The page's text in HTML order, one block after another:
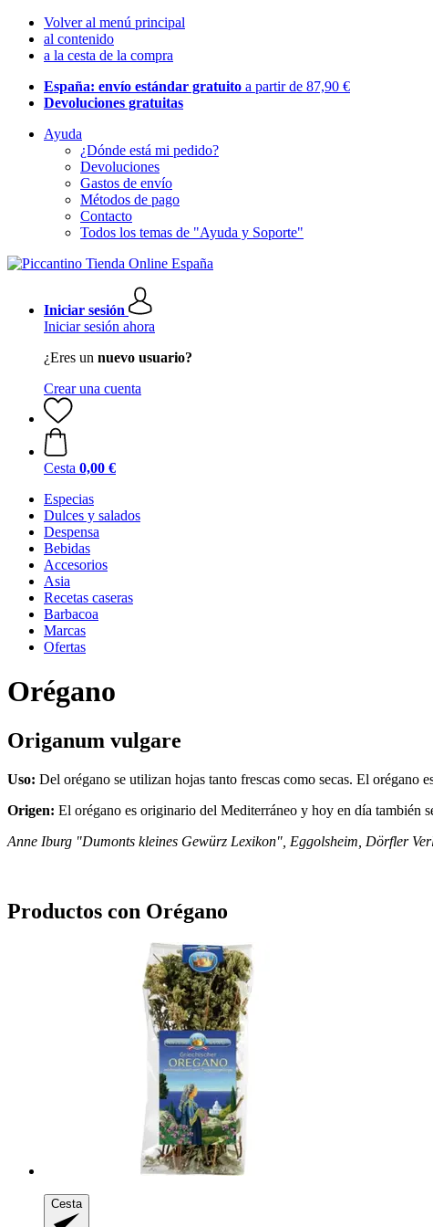
Volver al menú principal
al contenido
a la cesta de la compra
España: envío estándar gratuito a partir de 87,90 €
Devoluciones gratuitas
Ayuda
¿Dónde está mi pedido?
Devoluciones
Gastos de envío
Métodos de pago
Contacto
Todos los temas de "Ayuda y Soporte"
Iniciar sesión
Iniciar sesión ahora
¿Eres un nuevo usuario?
Crear una cuenta
Cesta 0,00 €
Especias
Dulces y salados
Despensa
Bebidas
Accesorios
Asia
Recetas caseras
Barbacoa
Marcas
Ofertas
Orégano
Origanum vulgare
Uso: Del orégano se utilizan hojas tanto frescas como secas. El
Origen: El orégano es originario del Mediterráneo y hoy en día también
Anne Iburg "Dumonts kleines Gewürz Lexikon", Eggolsheim, Dörfler
Productos con Orégano
Cesta